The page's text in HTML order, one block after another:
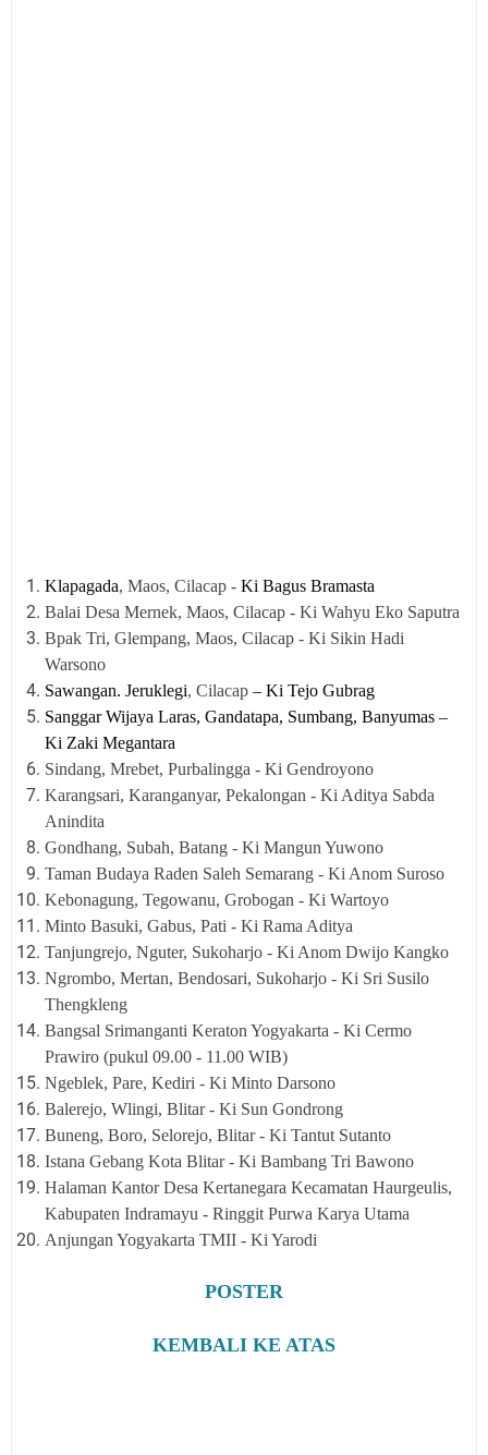
Klapagada, Maos, Cilacap - Ki Bagus Bramasta
Balai Desa Mernek, Maos, Cilacap - Ki Wahyu Eko Saputra
Bpak Tri, Glempang, Maos, Cilacap - Ki Sikin Hadi
Warsono
Sawangan. Jeruklegi, Cilacap – Ki Tejo Gubrag
Sanggar Wijaya Laras, Gandatapa, Sumbang, Banyumas –
Ki Zaki Megantara
Sindang, Mrebet, Purbalingga - Ki Gendroyono
Karangsari, Karanganyar, Pekalongan - Ki Aditya Sabda
Anindita
Gondhang, Subah, Batang - Ki Mangun Yuwono
Taman Budaya Raden Saleh Semarang - Ki Anom Suroso
Kebonagung, Tegowanu, Grobogan - Ki Wartoyo
Minto Basuki, Gabus, Pati - Ki Rama Aditya
Tanjungrejo, Nguter, Sukoharjo - Ki Anom Dwijo Kangko
Ngrombo, Mertan, Bendosari, Sukoharjo - Ki Sri Susilo
Thengkleng
Bangsal Srimanganti Keraton Yogyakarta - Ki Cermo
Prawiro (pukul 09.00 - 11.00 WIB)
Ngeblek, Pare, Kediri - Ki Minto Darsono
Balerejo, Wlingi, Blitar - Ki Sun Gondrong
Buneng, Boro, Selorejo, Blitar - Ki Tantut Sutanto
Istana Gebang Kota Blitar - Ki Bambang Tri Bawono
Halaman Kantor Desa Kertanegara Kecamatan Haurgeulis,
Kabupaten Indramayu - Ringgit Purwa Karya Utama
Anjungan Yogyakarta TMII - Ki Yarodi
POSTER
KEMBALI KE ATAS